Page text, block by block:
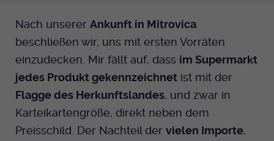
Nach unserer Ankunft in Mitrovica
beschließen wir, uns mit ersten Vorräten
einzudecken. Mir fällt auf, dass im Supermarkt
jedes Produkt gekennzeichnet ist mit der
Flagge des Herkunftslandes, und zwar in
Karteikartengröße, direkt neben dem
Preisschild. Der Nachteil der vielen Importe,